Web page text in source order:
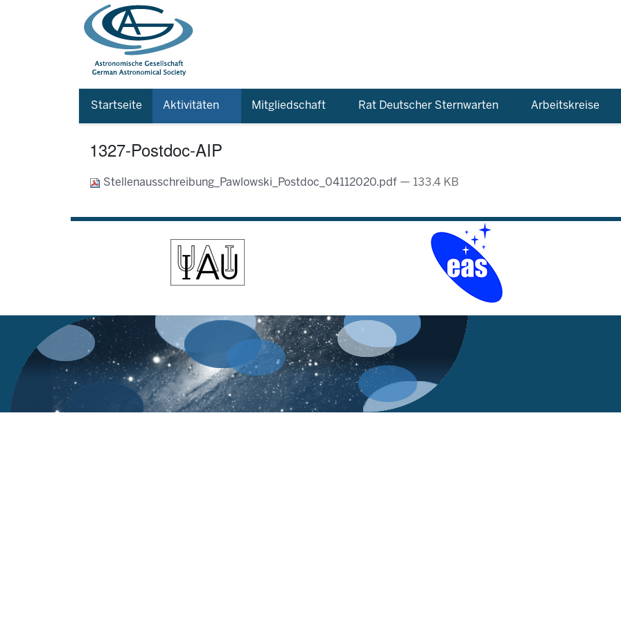
Startseite Aktivitäten Mitgliedschaft Rat Deutscher Sternwarten Arbeitskreise
1327-Postdoc-AIP
Stellenausschreibung_Pawlowski_Postdoc_04112020.pdf — 133.4 KB